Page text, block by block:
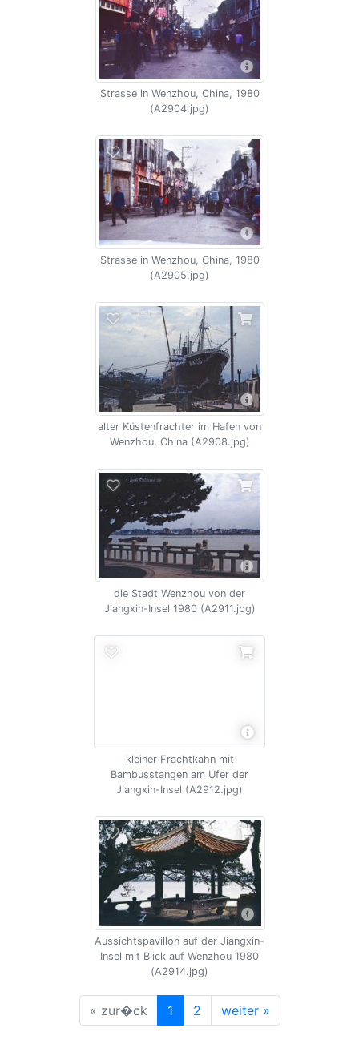
Strasse in Wenzhou, China, 1980
(A2904.jpg)
Strasse in Wenzhou, China, 1980
(A2905.jpg)
alter Küstenfrachter im Hafen von
Wenzhou, China (A2908.jpg)
die Stadt Wenzhou von der
Jiangxin-Insel 1980 (A2911.jpg)
kleiner Frachtkahn mit
Bambusstangen am Ufer der
Jiangxin-Insel (A2912.jpg)
Aussichtspavillon auf der Jiangxin-
Insel mit Blick auf Wenzhou 1980
(A2914.jpg)
« zur�ck 1 2 weiter »